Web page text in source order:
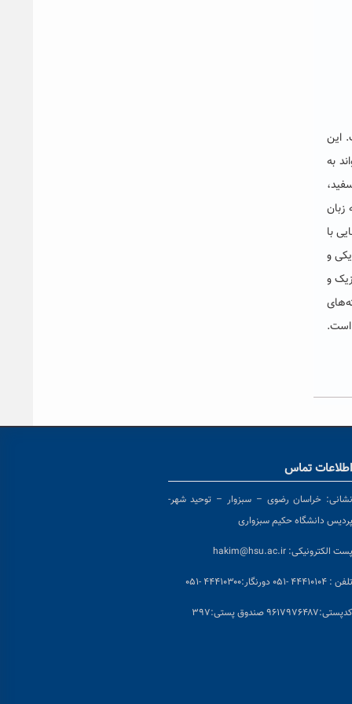
این
به
با
و
و
علوم و مهندسی مفید باشد. قسمت اول کتاب نسخه زبان اصلی، به بررسی اصول فیزیک و شیمی پلاسما می‌پردازد که شامل فصل‌های ١ تا ۶ است.
اطلاعات تماس
نشانی: خراسان رضوی – سبزوار – توحید شهر-
پردیس دانشگاه حکیم سبزواری
پست الکترونیکی: hakim@hsu.ac.ir
تلفن : ۴۴۴۱۰۱۰۴ -۰۵۱ دورنگار:۴۴۴۱۰۳۰۰ -۰۵۱
کدپستی:۹۶۱۷۹۷۶۴۸۷ صندوق پستی:۳۹۷